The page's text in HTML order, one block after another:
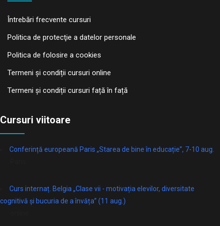
Întrebări frecvente cursuri
Politica de protecţie a datelor personale
Politica de folosire a cookies
Termeni și condiții cursuri online
Termeni și condiții cursuri față în față
Cursuri viitoare
Conferință europeană Paris „Starea de bine în educație”, 7-10 aug.
Curs internaț. Belgia „Clase vii - motivația elevilor, diversitate
cognitivă și bucuria de a învăța” (11 aug.)